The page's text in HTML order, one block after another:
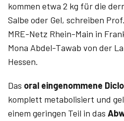
kommen etwa 2 kg für die
Salbe oder Gel, schreiben
MRE-Netz Rhein-Main in
Mona Abdel-Tawab von der
Hessen.
Das oral eingenommene
komplett metabolisiert und
einem geringen Teil in das